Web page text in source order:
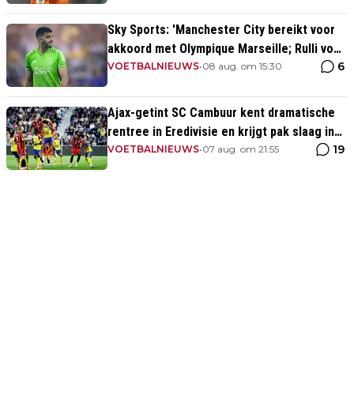
Sky Sports: 'Manchester City bereikt voor
akkoord met Olympique Marseille; Rulli voor
twee miljoen naar Engeland'
VOETBALNIEUWS•08 aug. om 15:30 6
Ajax-getint SC Cambuur kent dramatische
rentree in Eredivisie en krijgt pak slaag in
eigen huis
VOETBALNIEUWS•07 aug. om 21:55 19